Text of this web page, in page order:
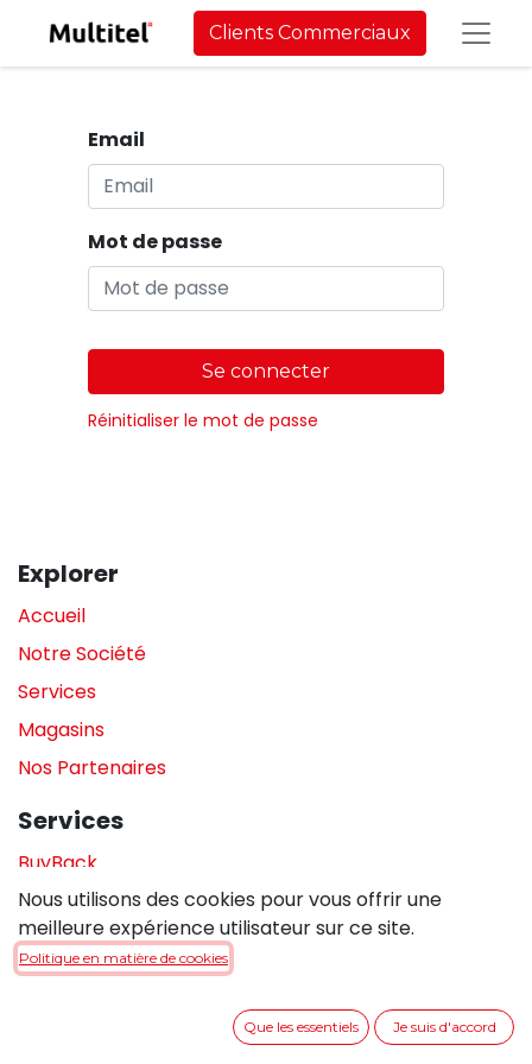
Clients Commerciaux
Email
Mot de passe
Se connecter
Réinitialiser le mot de passe
Explorer
Accueil
Notre Société
Services
Magasins
Nos Partenaires
Services
BuyBack
Assistance en magasin
Réparations
Politique de confidentialité
Nous utilisons des cookies pour vous offrir une
meilleure expérience utilisateur sur ce site.
Politique en matière de cookies
Que les essentiels Je suis d'accord